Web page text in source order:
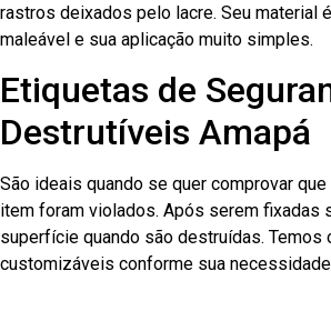
rastros deixados pelo lacre. Seu material
maleável e sua aplicação muito simples.
Etiquetas de
Destrutíveis Amapá
São ideais quando se quer comprovar
item foram violados. Após serem fixadas
superfície quando são destruídas. Temos
customizáveis conforme sua